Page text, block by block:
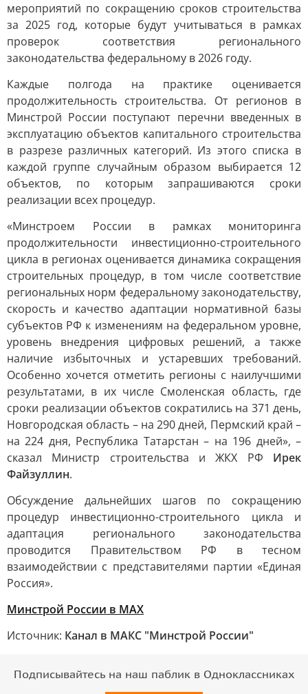
мероприятий по сокращению сроков строительства
за 2025 год, которые будут учитываться в рамках
проверок соответствия регионального
законодательства федеральному в 2026 году.
Каждые полгода на практике оценивается
продолжительность строительства. От регионов в
Минстрой России поступают перечни введенных в
эксплуатацию объектов капитального строительства
в разрезе различных категорий. Из этого списка в
каждой группе случайным образом выбирается 12
объектов, по которым запрашиваются сроки
реализации всех процедур.
«Минстроем России в рамках мониторинга
продолжительности инвестиционно-строительного
цикла в регионах оценивается динамика сокращения
строительных процедур, в том числе соответствие
региональных норм федеральному законодательству,
скорость и качество адаптации нормативной базы
субъектов РФ к изменениям на федеральном уровне,
уровень внедрения цифровых решений, а также
наличие избыточных и устаревших требований.
Особенно хочется отметить регионы с наилучшими
результатами, в их числе Смоленская область, где
сроки реализации объектов сократились на 371 день,
Новгородская область – на 290 дней, Пермский край –
на 224 дня, Республика Татарстан – на 196 дней», –
сказал Министр строительства и ЖКХ РФ Ирек
Файзуллин.
Обсуждение дальнейших шагов по сокращению
процедур инвестиционно-строительного цикла и
адаптация регионального законодательства
проводится Правительством РФ в тесном
взаимодействии с представителями партии «Единая
Россия».
Минстрой России в MAX
Источник: Канал в МАКС "Минстрой России"
Подписывайтесь на наш паблик в Одноклассниках